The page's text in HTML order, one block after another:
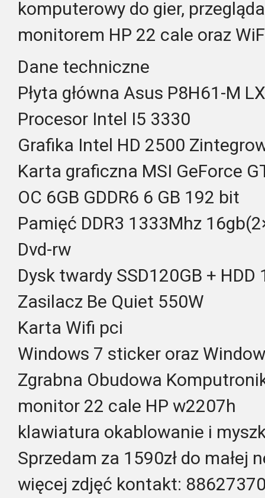
komputerowy do gier,
monitorem HP 22 cale oraz
Dane techniczne
Płyta główna Asus P8H61-M
Procesor Intel I5 3330
Grafika Intel HD 2500
Karta graficzna MSI GeForce
OC 6GB GDDR6 6 GB 192 bit
Pamięć DDR3 1333Mhz
Dvd-rw
Dysk twardy SSD120GB + HDD
Zasilacz Be Quiet 550W
Karta Wifi pci
Windows 7 sticker oraz
Zgrabna Obudowa
monitor 22 cale HP w2207h
klawiatura okablowanie i
Sprzedam za 1590zł do małej
więcej zdjęć kontakt: